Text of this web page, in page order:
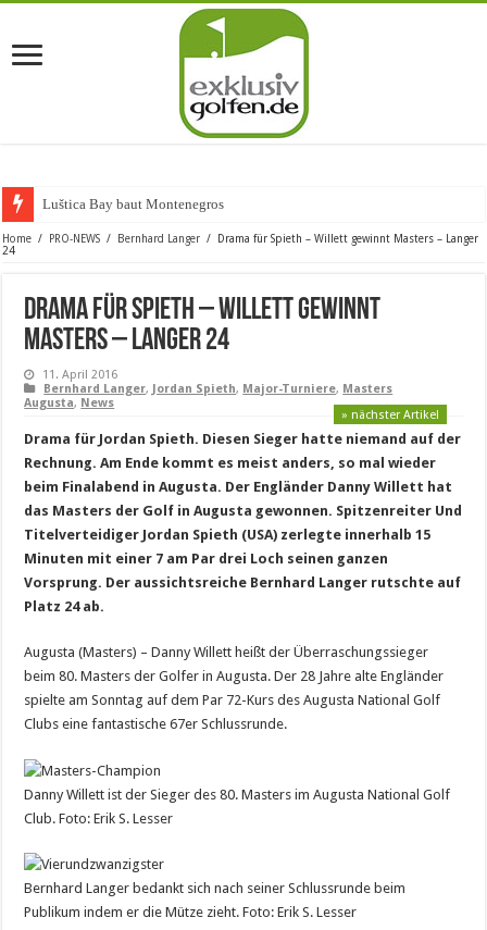
Luštica Bay baut Montenegros erste
Home / PRO-NEWS / Bernhard Langer /
Drama für Spieth – Willett gewinnt Masters – Langer
24
Drama für Spieth – Willett gewinnt
Masters – Langer 24
11. April 2016
Bernhard Langer, Jordan Spieth, Major-Turniere, Masters
Augusta, News
» nächster Artikel
Drama für Jordan Spieth. Diesen Sieger hatte niemand auf der
Rechnung. Am Ende kommt es meist anders, so mal wieder
beim Finalabend in Augusta. Der Engländer Danny Willett hat
das Masters der Golf in Augusta gewonnen. Spitzenreiter Und
Titelverteidiger Jordan Spieth (USA) zerlegte innerhalb 15
Minuten mit einer 7 am Par drei Loch seinen ganzen
Vorsprung. Der aussichtsreiche Bernhard Langer rutschte auf
Platz 24 ab.
Augusta (Masters) – Danny Willett heißt der Überraschungssieger
beim 80. Masters der Golfer in Augusta. Der 28 Jahre alte Engländer
spielte am Sonntag auf dem Par 72-Kurs des Augusta National Golf
Clubs eine fantastische 67er Schlussrunde.
Danny Willett ist der Sieger des 80. Masters im Augusta National Golf
Club. Foto: Erik S. Lesser
Bernhard Langer bedankt sich nach seiner Schlussrunde beim
Publikum indem er die Mütze zieht. Foto: Erik S. Lesser